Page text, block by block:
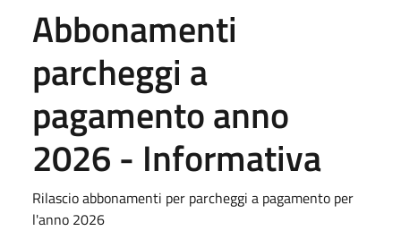
Abbonamenti
parcheggi a
pagamento anno
2026 - Informativa
Rilascio abbonamenti per parcheggi a pagamento per
l'anno 2026